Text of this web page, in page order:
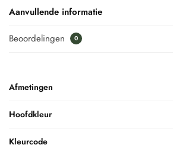
Aanvullende informatie
Beoordelingen 0
Afmetingen
Hoofdkleur
Kleurcode